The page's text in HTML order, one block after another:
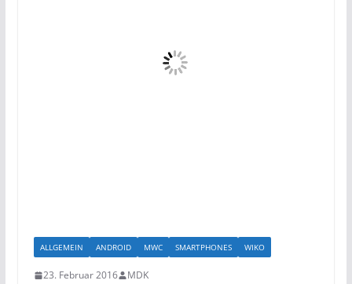
ALLGEMEIN ANDROID MWC SMARTPHONES WIKO
23. Februar 2016 MDK